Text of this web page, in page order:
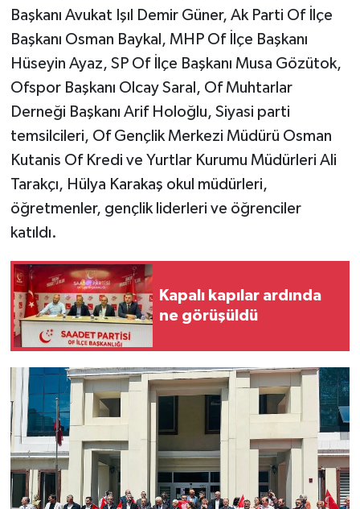
Başkanı Avukat Işıl Demir Güner, Ak Parti Of İlçe
Başkanı Osman Baykal, MHP Of İlçe Başkanı
Hüseyin Ayaz, SP Of İlçe Başkanı Musa Gözütok,
Ofspor Başkanı Olcay Saral, Of Muhtarlar
Derneği Başkanı Arif Holoğlu, Siyasi parti
temsilcileri, Of Gençlik Merkezi Müdürü Osman
Kutanis Of Kredi ve Yurtlar Kurumu Müdürleri Ali
Tarakçı, Hülya Karakaş okul müdürleri,
öğretmenler, gençlik liderleri ve öğrenciler
katıldı.
Kapalı kapılar ardında
ne görüşüldü